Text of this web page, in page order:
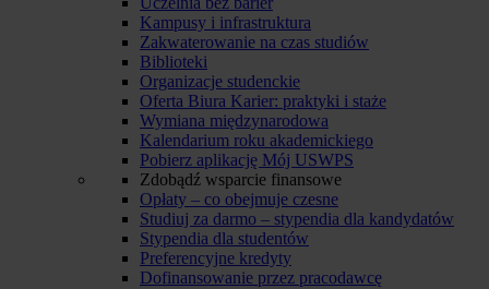
Kampusy i infrastruktura
Zakwaterowanie na czas studiów
Biblioteki
Organizacje studenckie
Oferta Biura Karier: praktyki i staże
Wymiana międzynarodowa
Kalendarium roku akademickiego
Pobierz aplikację Mój USWPS
Zdobądź wsparcie finansowe
Opłaty – co obejmuje czesne
Studiuj za darmo – stypendia dla kandydatów
Stypendia dla studentów
Preferencyjne kredyty
Dofinansowanie przez pracodawcę